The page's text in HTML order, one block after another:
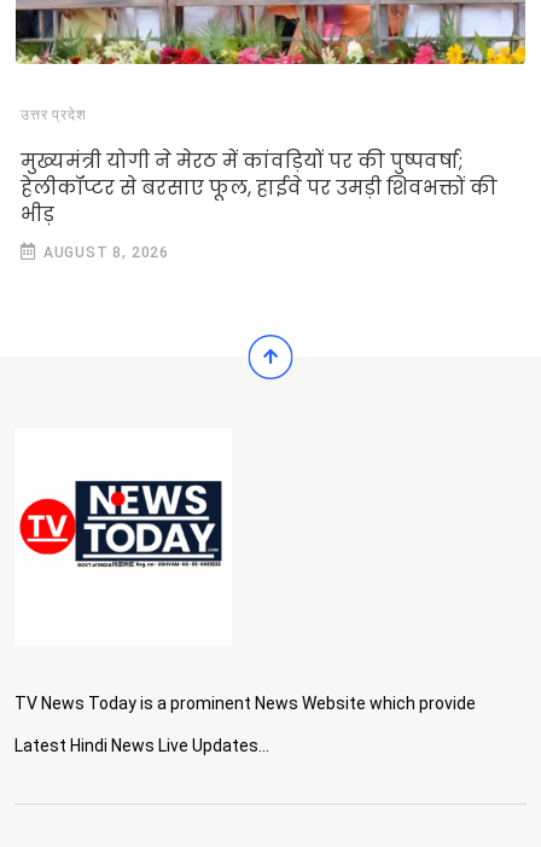
उत्तर प्रदेश
मुख्यमंत्री योगी ने मेरठ में कांवड़ियों पर की पुष्पवर्षा;
हेलीकॉप्टर से बरसाए फूल, हाईवे पर उमड़ी शिवभक्तों की
भीड़
AUGUST 8, 2026
TV News Today is a prominent News Website which provide
Latest Hindi News Live Updates...